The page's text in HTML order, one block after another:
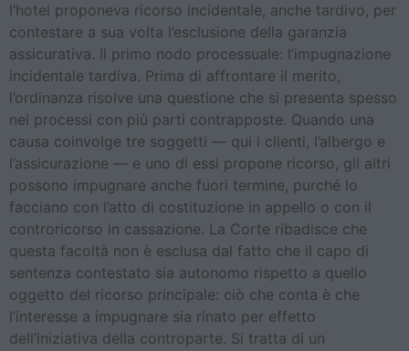
l’hotel proponeva ricorso incidentale, anche tardivo, per
contestare a sua volta l’esclusione della garanzia
assicurativa. Il primo nodo processuale: l’impugnazione
incidentale tardiva. Prima di affrontare il merito,
l’ordinanza risolve una questione che si presenta spesso
nei processi con più parti contrapposte. Quando una
causa coinvolge tre soggetti — qui i clienti, l’albergo e
l’assicurazione — e uno di essi propone ricorso, gli altri
possono impugnare anche fuori termine, purché lo
facciano con l’atto di costituzione in appello o con il
controricorso in cassazione. La Corte ribadisce che
questa facoltà non è esclusa dal fatto che il capo di
sentenza contestato sia autonomo rispetto a quello
oggetto del ricorso principale: ciò che conta è che
l’interesse a impugnare sia rinato per effetto
dell’iniziativa della controparte. Si tratta di un